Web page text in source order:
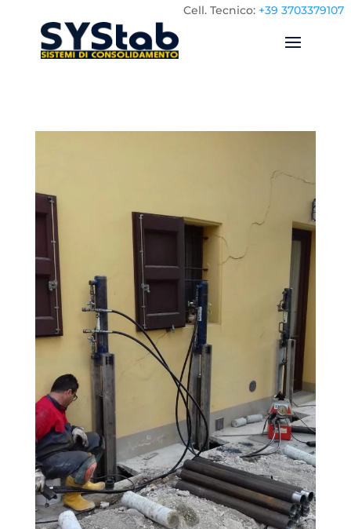
Cell. Tecnico: +39 3703379107